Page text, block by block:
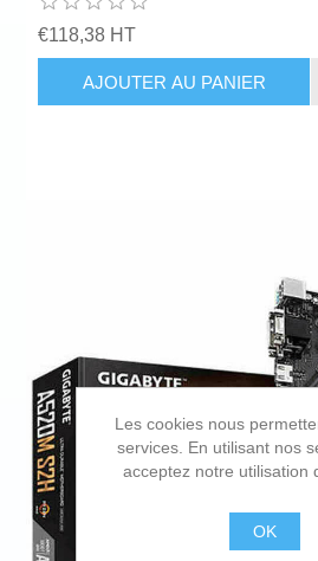
€118,38 HT
AJOUTER AU PANIER
Les cookies nous
services. En utilisant nos
acceptez notre utilisation
OK